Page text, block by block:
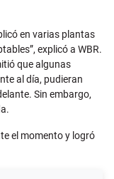
en varias plantas
explicó a WBR.
que algunas
al día, pudieran
Sin embargo,
el momento y logró